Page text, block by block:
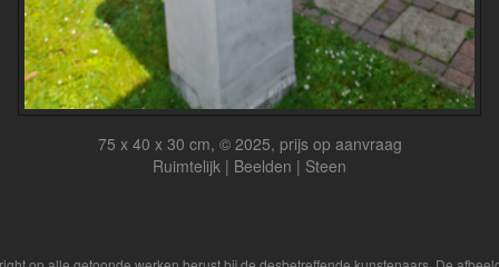
75 x 40 x 30 cm, © 2025, prijs op aanvraag
Ruimtelijk | Beelden | Steen